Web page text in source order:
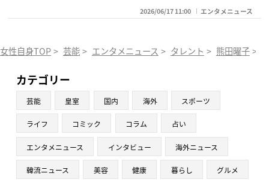
2026/06/17 11:00 エンタメニュース
女性自身TOP > 芸能 > エンタメニュース > タレント > 熊田曜子 >
カテゴリー
芸能 皇室 国内 海外 スポーツ
ライフ コミック コラム 占い
エンタメニュース インタビュー 海外ニュース
韓流ニュース 美容 健康 暮らし グルメ